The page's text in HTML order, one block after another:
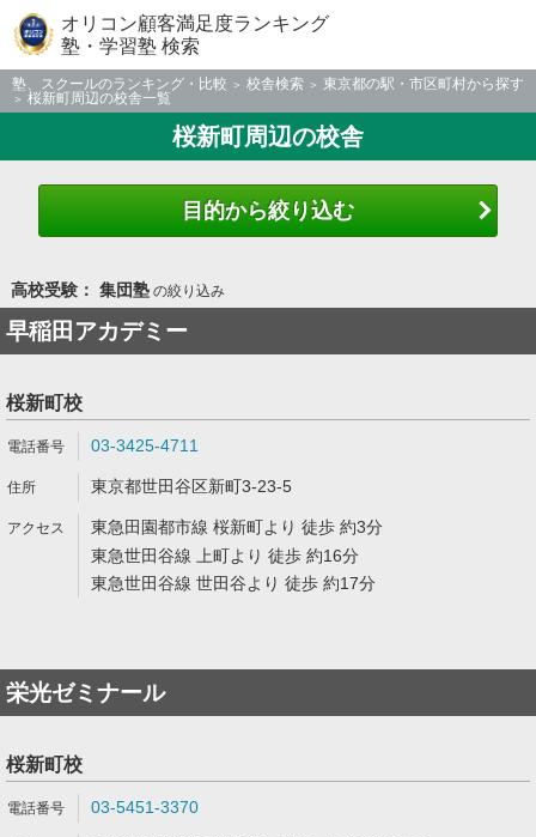
オリコン顧客満足度ランキング
塾・学習塾 検索
塾、スクールのランキング・比較 校舎検索
東京都の駅・市区町村から探す
桜新町周辺の校舎一覧
桜新町周辺の校舎
目的から絞り込む
高校受験： 集団塾の絞り込み
早稲田アカデミー
桜新町校
03-3425-4711
東京都世田谷区新町3-23-5
東急田園都市線 桜新町より 徒歩 約3分
東急世田谷線 上町より 徒歩 約16分
東急世田谷線 世田谷より 徒歩 約17分
栄光ゼミナール
桜新町校
03-5451-3370